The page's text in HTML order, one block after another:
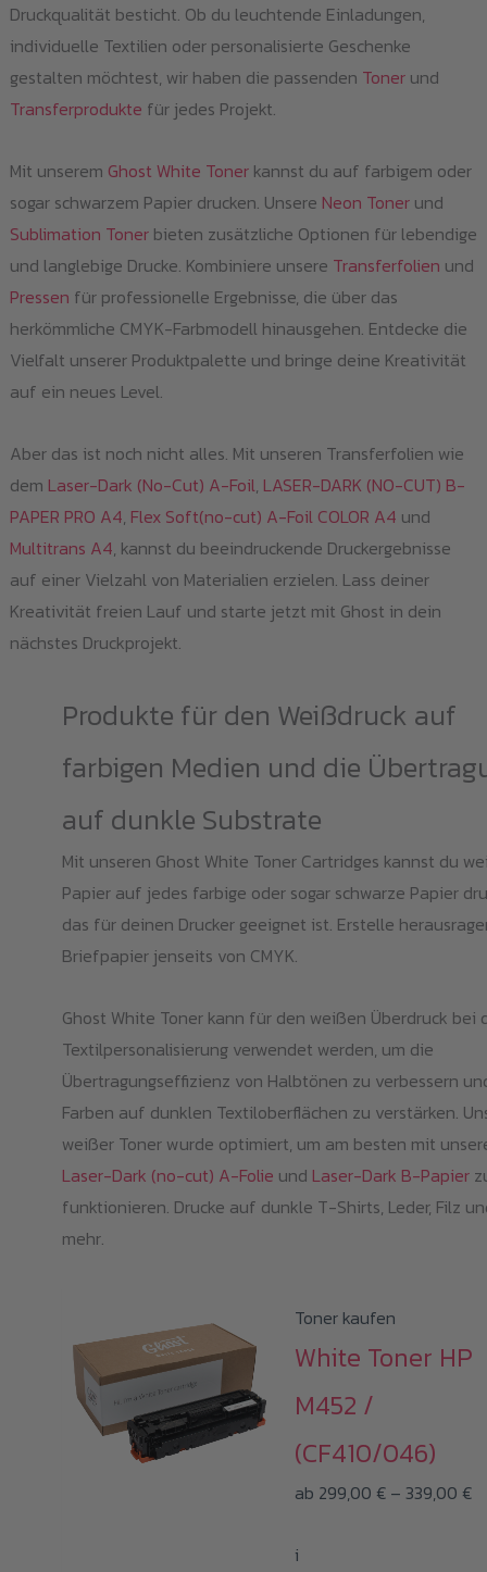
Druckqualität besticht. Ob du leuchtende Einladungen,
individuelle Textilien oder personalisierte Geschenke
gestalten möchtest, wir haben die passenden Tonerund
Transferprodukte für jedes Projekt.
Mit unserem Ghost White Tonerkannst du auf farbigem oder
sogar schwarzem Papier drucken. Unsere Neon Tonerund
Sublimation Tonerbieten zusätzliche Optionen für lebendige
und langlebige Drucke. Kombiniere unsere Transferfolien und
Pressen für professionelle Ergebnisse, die über das
herkömmliche CMYK-Farbmodell hinausgehen. Entdecke die
Vielfalt unserer Produktpalette und bringe deine Kreativität
auf ein neues Level.
Aber das ist noch nicht alles. Mit unseren Transferfolien wie
dem Laser-Dark (No-Cut) A-Foil, LASER-DARK (NO-CUT) B-
PAPER PRO A4, Flex Soft(no-cut) A-Foil COLOR A4 und
Multitrans A4, kannst du beeindruckende Druckergebnisse
auf einer Vielzahl von Materialien erzielen. Lass deiner
Kreativität freien Lauf und starte jetzt mit Ghost in dein
nächstes Druckprojekt.
Produkte für den Weißdruck auf
farbigen Medien und die
auf dunkle Substrate
Mit unseren Ghost White Toner Cartridges kannst du
Papier auf jedes farbige oder sogar schwarze Papier
das für deinen Drucker geeignet ist. Erstelle
Briefpapier jenseits von CMYK.
Ghost White Toner kann für den weißen Überdruck bei
Textilpersonalisierung verwendet werden, um die
Übertragungseffizienz von Halbtönen zu verbessern
Farben auf dunklen Textiloberflächen zu verstärken.
weißer Toner wurde optimiert, um am besten mit
Laser-Dark (no-cut) A-Folie und Laser-Dark B-Papier
funktionieren. Drucke auf dunkle T-Shirts, Leder, Filz
mehr.
Toner kaufen
White Toner HP
M452 /
(CF410/046)
ab 299,00 € – 339,00 €
i